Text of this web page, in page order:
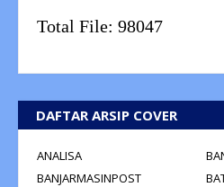
Total File: 98047
DAFTAR ARSIP COVER
ANALISA
BANJARMASINPOST